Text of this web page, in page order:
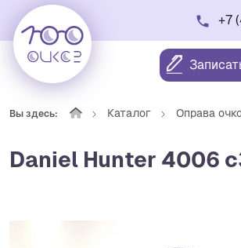
+7
Вы здесь: Каталог Оправа
Daniel Hunter 4006